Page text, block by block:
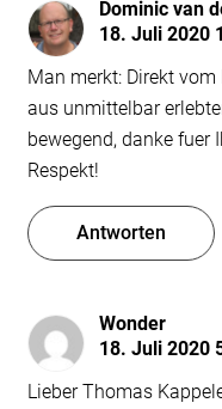
Dominic van
18. Juli 2020
Man merkt: Direkt vom
aus unmittelbar
bewegend, danke fuer
Respekt!
Antworten
Wonder
18. Juli 2020
Lieber Thomas